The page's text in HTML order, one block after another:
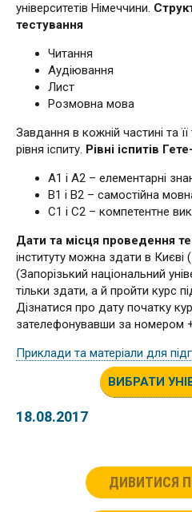
університетів Німеччини.
тестування
Читання
Аудіювання
Лист
Розмовна мова
Завдання в кожній частині та
рівня іспиту. Рівні іспитів
А1 і А2 – елементарні
В1 і В2 – самостійна
С1 і С2 – компетентне
Дати та місця проведення
інституту можна здати в Києві
(Запорізький національний
тільки здати, а й пройти курс
Дізнатися про дату початку
зателефонувавши за номером
Приклади та матеріали для
ВИБРАТИ
18.08.2017
ДИВИТИСЯ